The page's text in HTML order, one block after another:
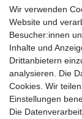
Wir verwenden
Website und
Besucher:innen
Inhalte und
Drittanbietern
analysieren. Die
Cookies. Wir
Einstellungen
Die